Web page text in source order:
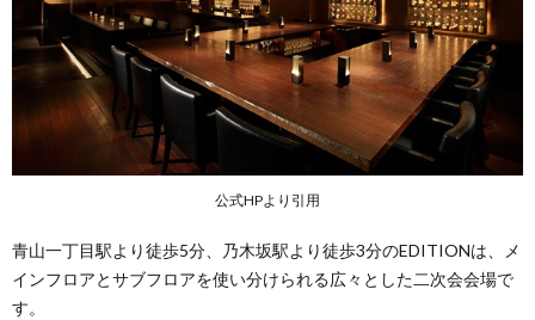
公式HPより引用
青山一丁目駅より徒歩5分、乃木坂駅より徒歩3分のEDITIONは、メ
インフロアとサブフロアを使い分けられる広々とした二次会会場で
す。